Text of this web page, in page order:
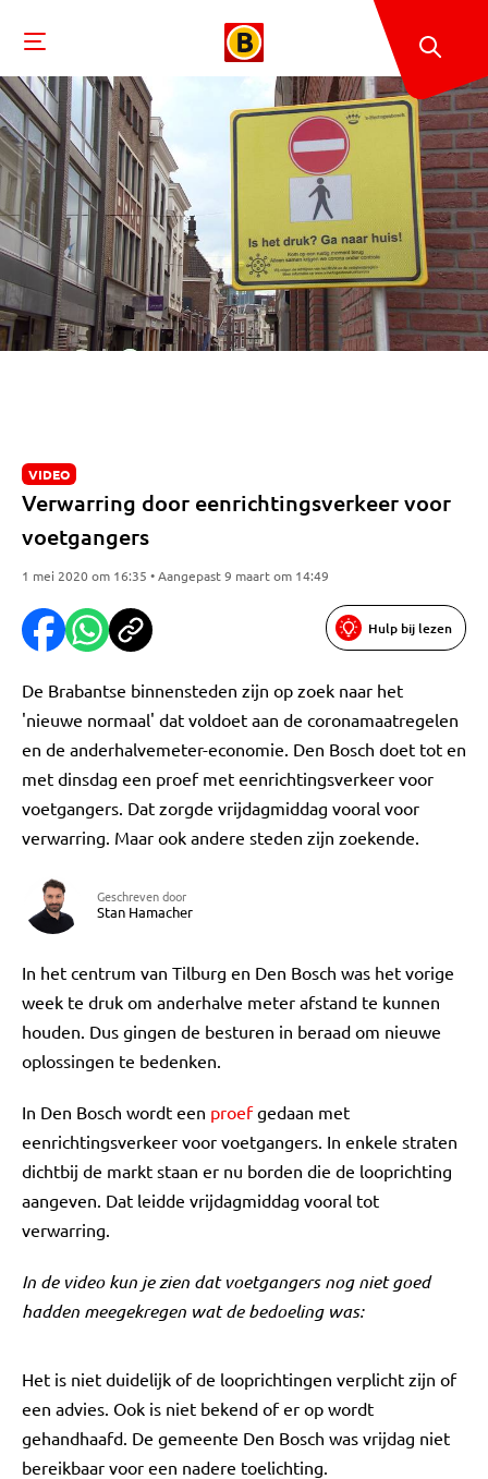
VIDEO
Verwarring door eenrichtingsverkeer voor
voetgangers
1 mei 2020 om 16:35 • Aangepast 9 maart om 14:49
Hulp bij lezen
De Brabantse binnensteden zijn op zoek naar het
'nieuwe normaal' dat voldoet aan de coronamaatregelen
en de anderhalvemeter-economie. Den Bosch doet tot en
met dinsdag een proef met eenrichtingsverkeer voor
voetgangers. Dat zorgde vrijdagmiddag vooral voor
verwarring. Maar ook andere steden zijn zoekende.
Geschreven door
Stan Hamacher
In het centrum van Tilburg en Den Bosch was het vorige
week te druk om anderhalve meter afstand te kunnen
houden. Dus gingen de besturen in beraad om nieuwe
oplossingen te bedenken.
In Den Bosch wordt een proefgedaan met
eenrichtingsverkeer voor voetgangers. In enkele straten
dichtbij de markt staan er nu borden die de looprichting
aangeven. Dat leidde vrijdagmiddag vooral tot
verwarring.
In de video kun je zien dat voetgangers nog niet goed
hadden meegekregen wat de bedoeling was:
Het is niet duidelijk of de looprichtingen verplicht zijn of
een advies. Ook is niet bekend of er op wordt
gehandhaafd. De gemeente Den Bosch was vrijdag niet
bereikbaar voor een nadere toelichting.